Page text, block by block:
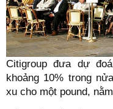
Citigroup đưa dự
khoảng 10% trong
xu cho một pound,